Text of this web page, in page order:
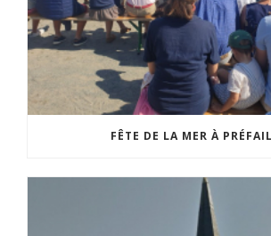
FÊTE DE LA MER À